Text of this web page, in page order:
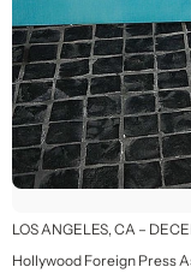
LOS ANGELES, CA –
Hollywood Foreign Press